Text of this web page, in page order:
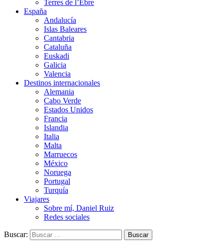
Terres de l’Ebre
España
Andalucía
Islas Baleares
Cantabria
Cataluña
Euskadi
Galicia
Valencia
Destinos internacionales
Alemania
Cabo Verde
Estados Unidos
Francia
Islandia
Italia
Malta
Marruecos
México
Noruega
Portugal
Turquía
Viajares
Sobre mí, Daniel Ruiz
Redes sociales
Buscar: